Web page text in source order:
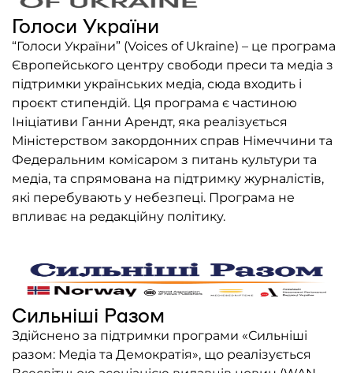
Голоси України
“Голоси України” (Voices of Ukraine) – це програма
Європейського центру свободи преси та медіа з
підтримки українських медіа, сюда входить і
проєкт стипендій. Ця програма є частиною
Ініціативи Ганни Арендт, яка реалізується
Міністерством закордонних справ Німеччини та
Федеральним комісаром з питань культури та
медіа, та спрямована на підтримку журналістів,
які перебувають у небезпеці. Програма не
впливає на редакційну політику.
Сильніші Разом
Здійснено за підтримки програми «Сильніші
разом: Медіа та Демократія», що реалізується